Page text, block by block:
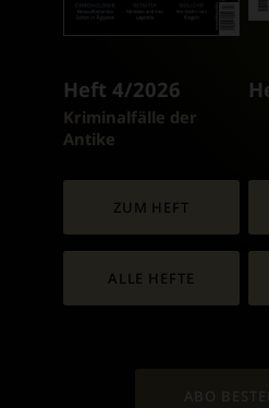
Heft 4/2026
:
Kriminalfälle der
Antike
ZUM HEFT
ALLE HEFTE
ABO